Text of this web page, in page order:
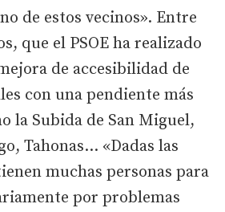
de estos vecinos». Entre
que el PSOE ha realizado
de accesibilidad de
con una pendiente más
la Subida de San Miguel,
Tahonas... «Dadas las
muchas personas para
por problemas